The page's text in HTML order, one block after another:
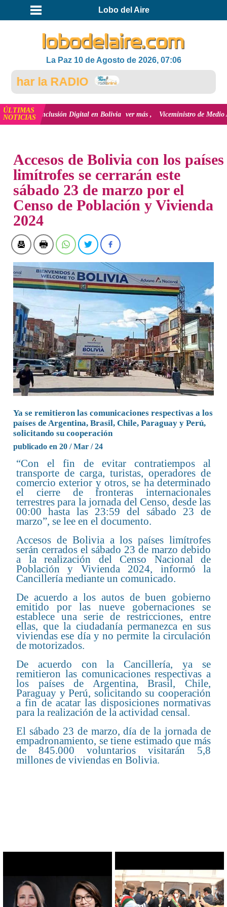
Lobo del Aire
La Paz 10 de Agosto de 2026, 07:06
la RADIO
ÚLTIMAS
NOTICIAS
y la inclusión Digital en Bolivia ver más Viceministro de Medio
Accesos de Bolivia con los países
limítrofes se cerrarán este
sábado 23 de marzo por el
Censo de Población y Vivienda
2024
Ya se remitieron las comunicaciones respectivas a los
países de Argentina, Brasil, Chile, Paraguay y Perú,
solicitando su cooperación
publicado en 20 / Mar / 24
“Con el fin de evitar contratiempos al
transporte de carga, turistas, operadores de
comercio exterior y otros, se ha determinado
el cierre de fronteras internacionales
terrestres para la jornada del Censo, desde las
00:00 hasta las 23:59 del sábado 23 de
marzo”, se lee en el documento.
Accesos de Bolivia a los países limítrofes
serán cerrados el sábado 23 de marzo debido
a la realización del Censo Nacional de
Población y Vivienda 2024, informó la
Cancillería mediante un comunicado.
De acuerdo a los autos de buen gobierno
emitido por las nueve gobernaciones se
establece una serie de restricciones, entre
ellas, que la ciudadanía permanezca en sus
viviendas ese día y no permite la circulación
de motorizados.
De acuerdo con la Cancillería, ya se
remitieron las comunicaciones respectivas a
los países de Argentina, Brasil, Chile,
Paraguay y Perú, solicitando su cooperación
a fin de acatar las disposiciones normativas
para la realización de la actividad censal.
El sábado 23 de marzo, día de la jornada de
empadronamiento, se tiene estimado que más
de 845.000 voluntarios visitarán 5,8
millones de viviendas en Bolivia.